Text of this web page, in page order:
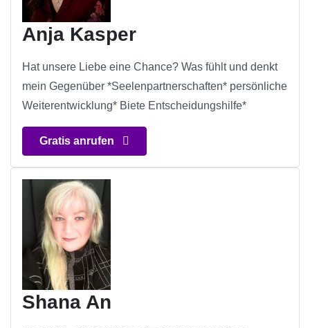
Anja Kasper
Hat unsere Liebe eine Chance? Was fühlt und denkt
mein Gegenüber *Seelenpartnerschaften* persönliche
Weiterentwicklung* Biete Entscheidungshilfe*
Gratis anrufen
Shana An